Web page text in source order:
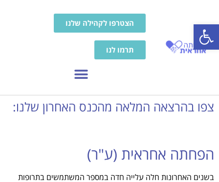
פתח סרגל נגישות הצטרפו לקהילה שלנו
תרמו לנו
צפו בהרצאה המלאה מהכנס האחרון שלנו:
הפחתה אחראית (ע"ר)
בשנים האחרונות חלה עלייה חדה במספר המשתמשים בתרופות